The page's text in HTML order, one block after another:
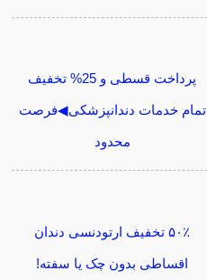
پرداخت قسطی و 25% تخفیف
تمام خدمات دندانپزشکی◀فرصت
محدود
۵۰٪ تخفیف ارتودنسی دندان
اقساطی بدون چک یا سفته!